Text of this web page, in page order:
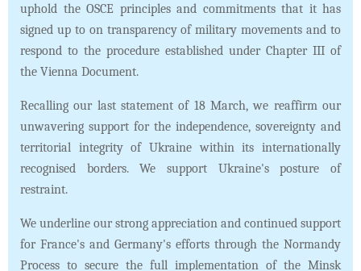
uphold the OSCE principles and commitments that it has
signed up to on transparency of military movements and to
respond to the procedure established under Chapter III of
the Vienna Document.
Recalling our last statement of 18 March, we reaffirm our
unwavering support for the independence, sovereignty and
territorial integrity of Ukraine within its internationally
recognised borders. We support Ukraine's posture of
restraint.
We underline our strong appreciation and continued support
for France's and Germany's efforts through the Normandy
Process to secure the full implementation of the Minsk